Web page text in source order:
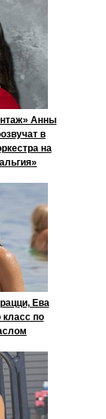
Анны
в
на
Ева
класс по